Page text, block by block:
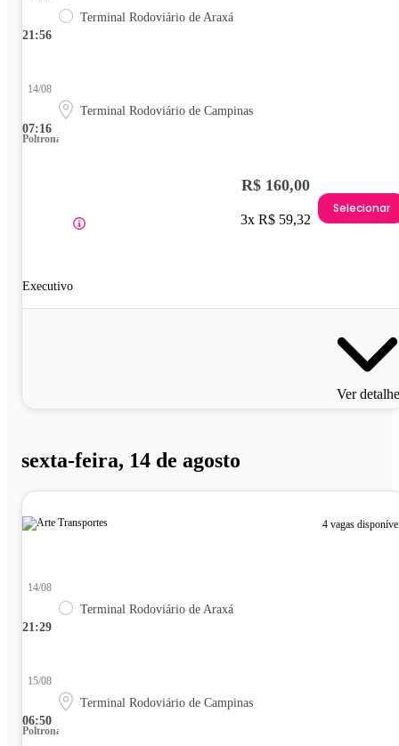
21:56
Terminal Rodoviário de Araxá
07:16
14/08
Terminal Rodoviário de Campinas
Poltrona
Executivo
R$ 160,00
3x R$ 59,32
Selecionar
Ver
sexta-feira, 14 de agosto
4 vagas
21:29
14/08
Terminal Rodoviário de Araxá
06:50
15/08
Terminal Rodoviário de Campinas
Poltrona